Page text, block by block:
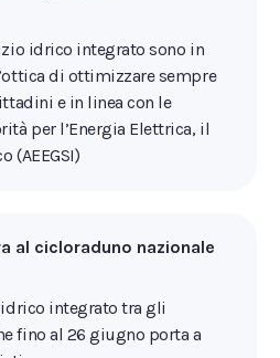
idrico integrato sono in
di ottimizzare sempre
e in linea con le
per l’Energia Elettrica, il
(AEEGSI)
al cicloraduno nazionale
integrato tra gli
fino al 26 giugno porta a